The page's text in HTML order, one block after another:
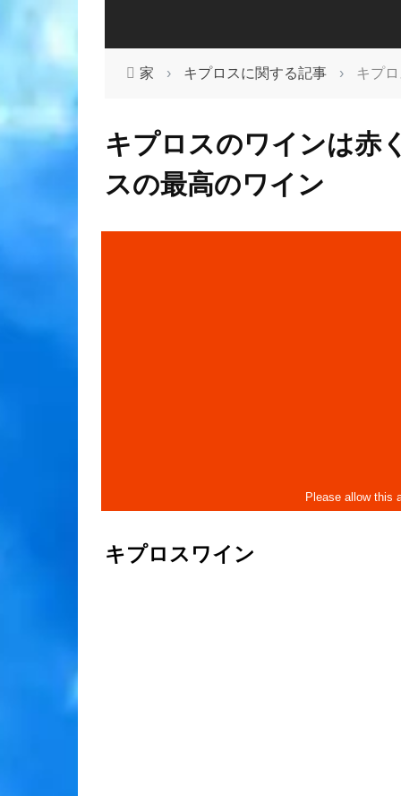
家 › キプロスに関する記事 › キプ
キプロスのワインは赤
スの最高のワイン
キプロスワイン